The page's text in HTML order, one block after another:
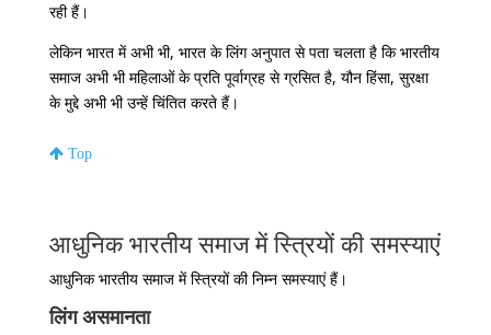
रही हैं।
लेकिन भारत में अभी भी, भारत के लिंग अनुपात से पता चलता है कि भारतीय
समाज अभी भी महिलाओं के प्रति पूर्वाग्रह से ग्रसित है, यौन हिंसा, सुरक्षा
के मुद्दे अभी भी उन्हें चिंतित करते हैं।
Top
आधुनिक भारतीय समाज में स्त्रियों की समस्याएं
आधुनिक भारतीय समाज में स्त्रियों की निम्न समस्याएं हैं।
लिंग असमानता